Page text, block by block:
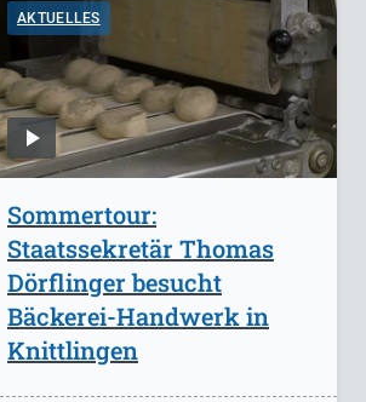
AKTUELLES
Sommertour:
Staatssekretär Thomas
Dörflinger besucht
Bäckerei-Handwerk in
Knittlingen